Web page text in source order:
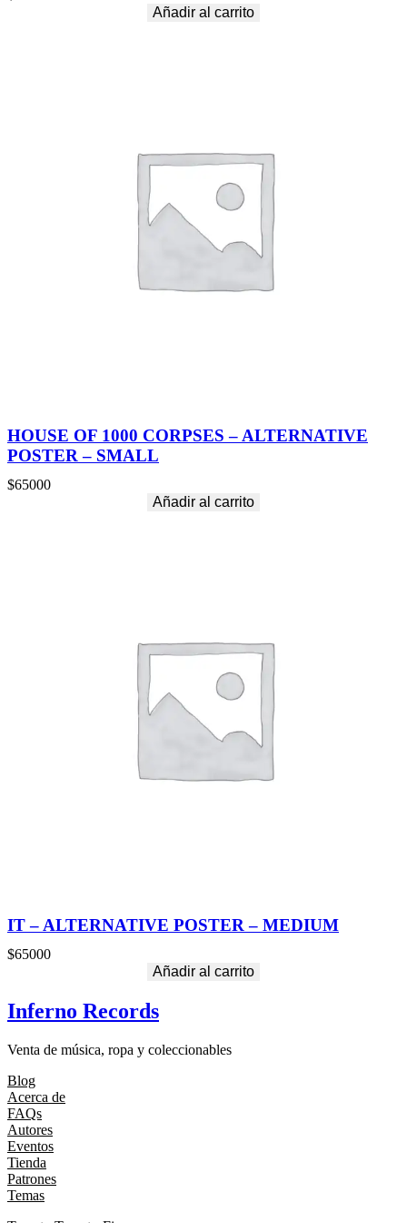
Añadir al carrito
HOUSE OF 1000 CORPSES – ALTERNATIVE
POSTER – SMALL
$65000
Añadir al carrito
IT – ALTERNATIVE POSTER – MEDIUM
$65000
Añadir al carrito
Inferno Records
Venta de música, ropa y coleccionables
Blog
Acerca de
FAQs
Autores
Eventos
Tienda
Patrones
Temas